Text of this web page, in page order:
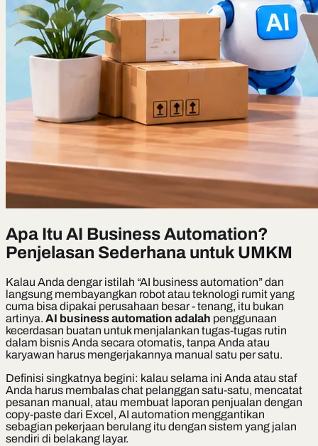
Apa Itu AI Business Automation?
Penjelasan Sederhana untuk UMKM
Kalau Anda dengar istilah “AI business automation” dan
langsung membayangkan robot atau teknologi rumit yang
cuma bisa dipakai perusahaan besar - tenang, itu bukan
artinya. AI business automation adalah penggunaan
kecerdasan buatan untuk menjalankan tugas-tugas rutin
dalam bisnis Anda secara otomatis, tanpa Anda atau
karyawan harus mengerjakannya manual satu per satu.
Definisi singkatnya begini: kalau selama ini Anda atau staf
Anda harus membalas chat pelanggan satu-satu, mencatat
pesanan manual, atau membuat laporan penjualan dengan
copy-paste dari Excel, AI automation menggantikan
sebagian pekerjaan berulang itu dengan sistem yang jalan
sendiri di belakang layar.